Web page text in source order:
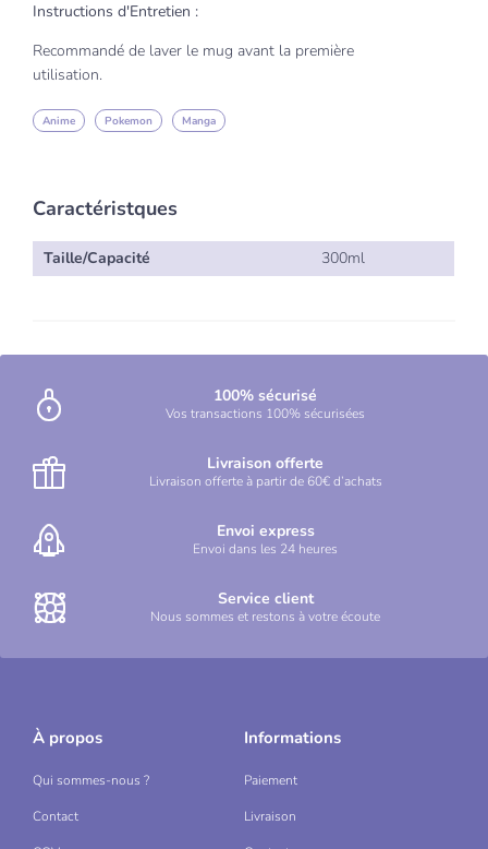
Instructions d'Entretien :
Recommandé de laver le mug avant la première
utilisation.
Anime Pokemon Manga
Caractéristques
Taille/Capacité 300ml
100% sécurisé
Vos transactions 100% sécurisées
Livraison offerte
Livraison offerte à partir de 60€ d’achats
Envoi express
Envoi dans les 24 heures
Service client
Nous sommes et restons à votre écoute
À propos
Qui sommes-nous ?
Contact
Informations
Paiement
Livraison